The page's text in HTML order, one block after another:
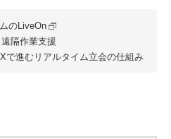
のLiveOn
遠隔作業支援
で進むリアルタイム立会の仕組み